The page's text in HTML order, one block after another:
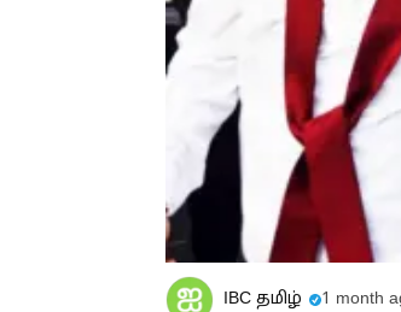
IBC தமிழ் 1 month